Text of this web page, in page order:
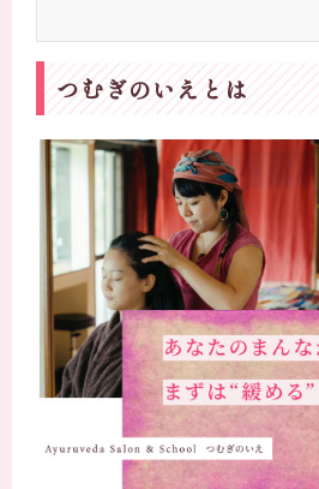
つむぎのいえとは